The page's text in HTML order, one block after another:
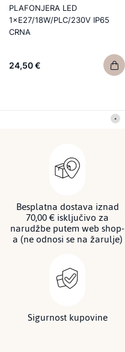
PLAFONJERA LED
1×E27/18W/PLC/230V IP65
CRNA
24,50 €
Besplatna dostava iznad
70,00 € isključivo za
narudžbe putem web shop-
a (ne odnosi se na žarulje)
Sigurnost kupovine